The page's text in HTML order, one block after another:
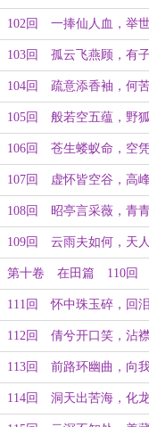
（下）
102回 一捧仙人血，举
（下）
103回 孤云飞燕顾，有
（下）
104回 疏意添香袖，何
（下）
105回 般若空五蕴，野
（下）
106回 苍生蝼蚁命，空
（下）
107回 虚怀皆空谷，高
（下）
108回 昭亭言采薇，青
（下）
109回 云雨夫如何，天
（下）
第十卷 在田篇 110回
天吼，一水停川流（下）
111回 怀中珠玉碎，回
（下）
112回 倩兮开口笑，沾
（下）
113回 前路环幽曲，向
（下）
114回 洞天出苦海，化